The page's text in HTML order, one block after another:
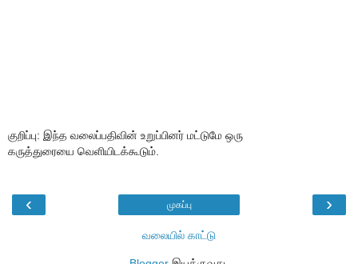
குறிப்பு: இந்த வலைப்பதிவின் உறுப்பினர் மட்டுமே ஒரு
கருத்துரையை வெளியிடக்கூடும்.
‹ ›
முகப்பு
வலையில் காட்டு